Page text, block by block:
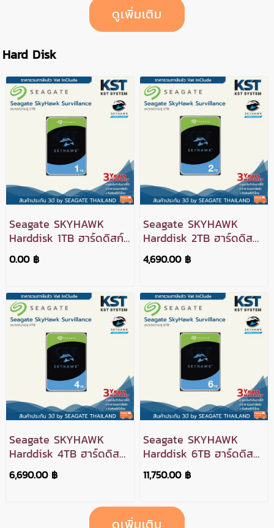
ดูเพิ่มเติม
Hard Disk
Seagate SKYHAWK
Harddisk 1TB ฮาร์ดดิสก์
สำหรับ CCTV
0.00 ฿
Seagate SKYHAWK
Harddisk 2TB ฮาร์ดดิสก์
สำหรับ CCTV
4,690.00 ฿
Seagate SKYHAWK
Harddisk 4TB ฮาร์ดดิสก์
สำหรับ CCTV
6,690.00 ฿
Seagate SKYHAWK
Harddisk 6TB ฮาร์ดดิสก์
สำหรับ CCTV
11,750.00 ฿